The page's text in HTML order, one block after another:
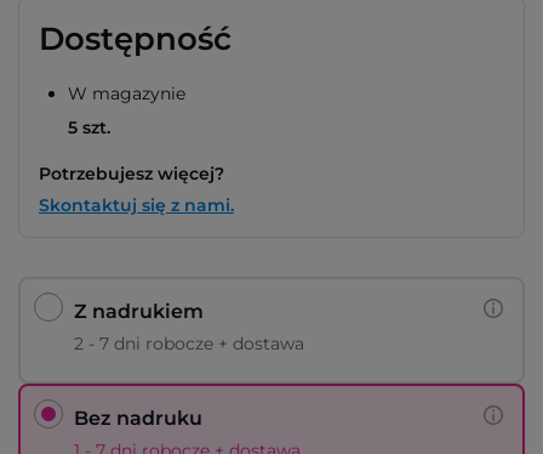
Dostępność
W magazynie
5 szt.
Potrzebujesz więcej?
Skontaktuj się z nami.
Z nadrukiem
2 - 7 dni robocze + dostawa
Bez nadruku